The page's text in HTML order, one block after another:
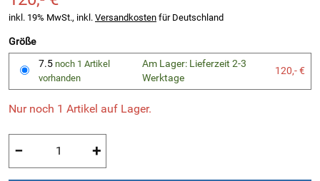
inkl. 19% MwSt., inkl. Versandkosten für Deutschland
Größe
7.5 noch 1 Artikel
vorhanden
Am Lager: Lieferzeit 2-3
Werktage
120,- €
Nur noch 1 Artikel auf Lager.
− +